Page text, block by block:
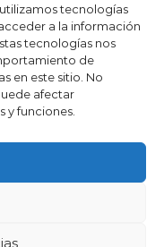
tecnologías
a la información
tecnologías nos
de
en este sitio. No
afectar
y funciones.
económica, la
y la entrega en un
al cliente y el